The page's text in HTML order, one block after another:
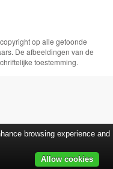
op alle getoonde
De afbeeldingen van de
toestemming.
browsing experience and
Allow cookies